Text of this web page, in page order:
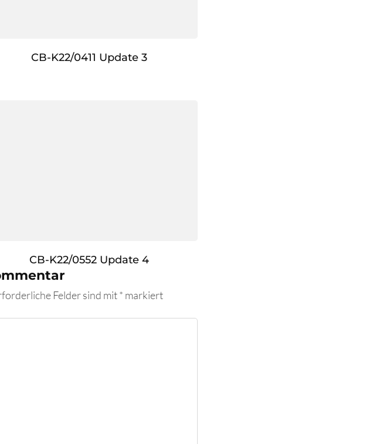
CB-K22/0411 Update 3
CB-K22/0552 Update 4
Felder sind mit* markiert